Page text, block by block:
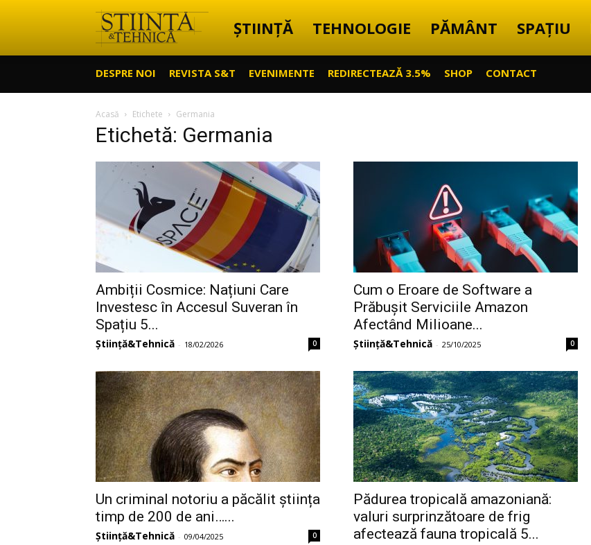
Știință
Tehnică
ȘTIINȚĂ TEHNOLOGIE PĂMÂNT SPAȚIU
DESPRE NOI REVISTA S&T EVENIMENTE REDIRECTEAZĂ 3.5% SHOP CONTACT
Acasă Etichete Germania
Etichetă: Germania
Ambiții Cosmice: Națiuni Care
Investesc în Accesul Suveran în
Spațiu 5...
Știință&Tehnică - 18/02/2026 0
Cum o Eroare de Software a
Prăbușit Serviciile Amazon
Afectând Milioane...
Știință&Tehnică - 25/10/2025 0
Un criminal notoriu a păcălit știința
timp de 200 de ani…...
Știință&Tehnică - 09/04/2025 0
Pădurea tropicală amazoniană:
valuri surprinzătoare de frig
afectează fauna tropicală 5...